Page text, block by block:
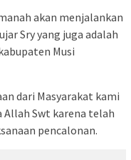
akan menjalankan
Sry yang juga adalah
Musi
dari Masyarakat kami
Allah Swt karena telah
pencalonan.